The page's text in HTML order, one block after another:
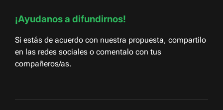
¡Ayudanos a difundirnos!
Si estás de acuerdo con nuestra propuesta, compartilo
en las redes sociales o comentalo con tus
compañeros/as.